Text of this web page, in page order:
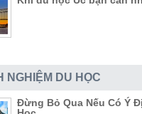
NGHIỆM DU HỌC
Đừng Bỏ Qua Nếu Có Ý